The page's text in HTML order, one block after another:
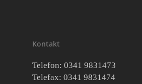
Kontakt
Telefon: 0341 9831473
Telefax: 0341 9831474